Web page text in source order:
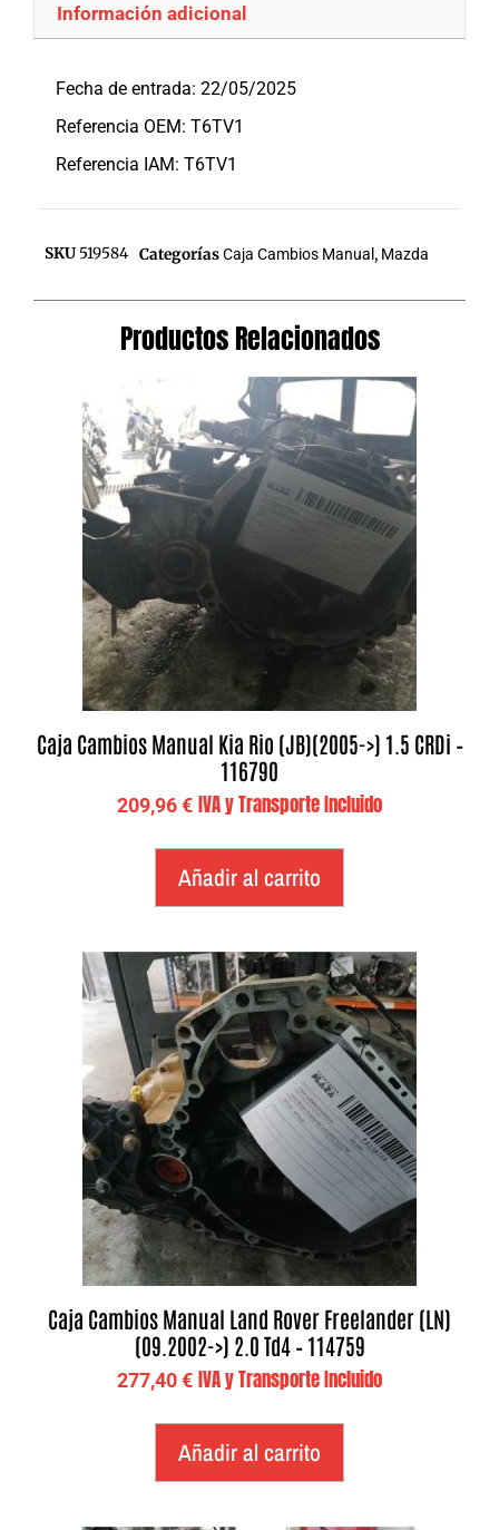
Información adicional
Fecha de entrada: 22/05/2025
Referencia OEM: T6TV1
Referencia IAM: T6TV1
SKU 519584 CategoríasCaja Cambios Manual , Mazda
Productos Relacionados
Caja Cambios Manual Kia Rio (JB)(2005->) 1.5 CRDi –
116790
209,96€ IVA y Transporte Incluido
Añadir al carrito
Caja Cambios Manual Land Rover Freelander (LN)
(09.2002->) 2.0 Td4 – 114759
277,40€ IVA y Transporte Incluido
Añadir al carrito